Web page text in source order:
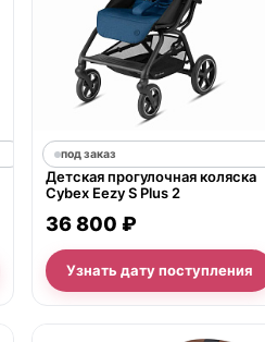
под заказ
Детская прогулочная коляска
Cybex Eezy S Plus 2
36 800 ₽
Узнать дату поступления